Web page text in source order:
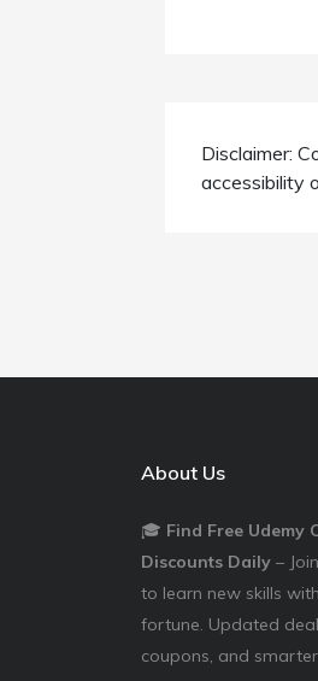
Disclaimer:
accessibility
About Us
🎓 Find Free Udemy
Discounts Daily –
to learn new skills
fortune. Updated
coupons, and